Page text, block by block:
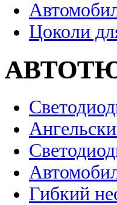
Цоколи
Гибкий